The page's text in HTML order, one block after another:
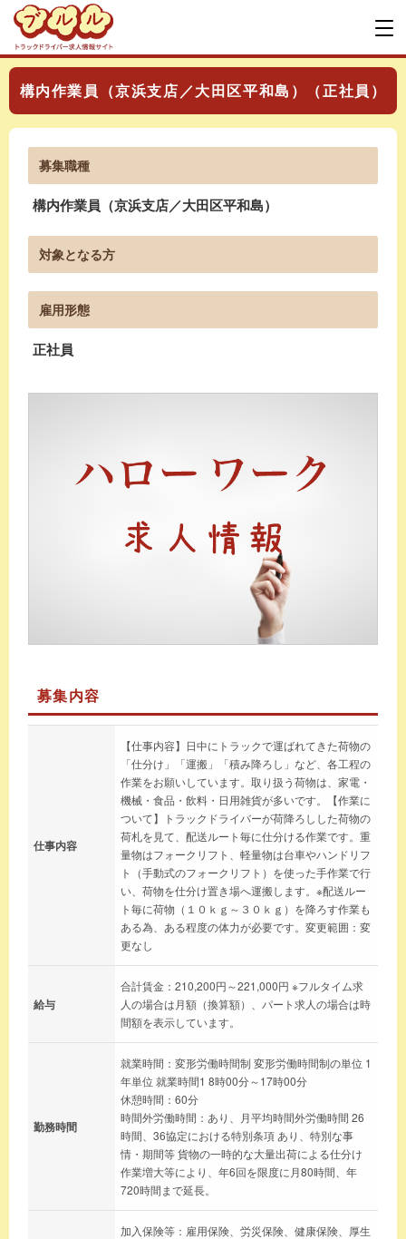
構内作業員（京浜支店／大田区平和島）（正社員）
募集職種
構内作業員（京浜支店／大田区平和島）
対象となる方
雇用形態
正社員
募集内容
仕事内容
【仕事内容】日中にトラックで運ばれてきた荷物の
「仕分け」「運搬」「積み降ろし」など、各工程の
作業をお願いしています。取り扱う荷物は、家電・
機械・食品・飲料・日用雑貨が多いです。【作業に
ついて】トラックドライバーが荷降ろしした荷物の
荷札を見て、配送ルート毎に仕分ける作業です。重
量物はフォークリフト、軽量物は台車やハンドリフ
ト（手動式のフォークリフト）を使った手作業で行
い、荷物を仕分け置き場へ運搬します。※配送ルー
ト毎に荷物（１０ｋｇ～３０ｋｇ）を降ろす作業も
ある為、ある程度の体力が必要です。変更範囲：変
更なし
給与
合計賃金：210,200円～221,000円 ※フルタイム求
人の場合は月額（換算額）、パート求人の場合は時
間額を表示しています。
勤務時間
就業時間：変形労働時間制 変形労働時間制の単位 1
年単位 就業時間1 8時00分～17時00分
休憩時間：60分
時間外労働時間：あり、月平均時間外労働時間 26
時間、36協定における特別条項 あり、特別な事
情・期間等 貨物の一時的な大量出荷による仕分け
作業増大等により、年6回を限度に月80時間、年
720時間まで延長。
加入保険等：雇用保険、労災保険、健康保険、厚生